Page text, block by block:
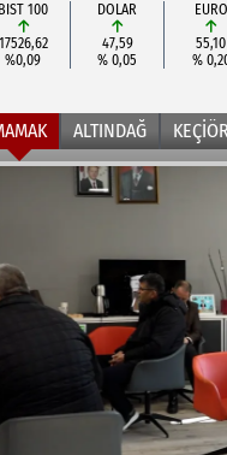
BIST 100
17526,62
%0,09
DOLAR
47,59
% 0,05
EURO
55,10
%
ALTINDAĞ